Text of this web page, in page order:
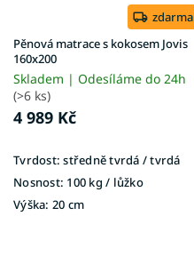
zdarma
Pěnová matrace s kokosem Jovis
160x200
Skladem | Odesíláme do 24h
(>6 ks)
4 989 Kč
Tvrdost: středně tvrdá / tvrdá
Nosnost: 100 kg ​​​​​/ lůžko
Výška: 20 cm